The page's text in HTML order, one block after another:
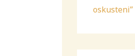
oskusteni”